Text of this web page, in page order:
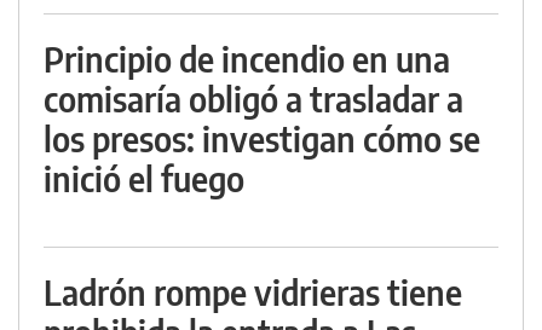
Principio de incendio en una
comisaría obligó a trasladar a
los presos: investigan cómo se
inició el fuego
Ladrón rompe vidrieras tiene